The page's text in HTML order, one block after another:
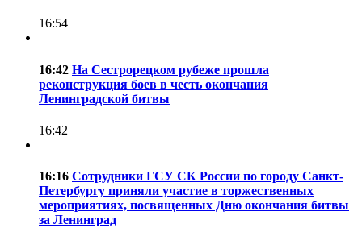
16:54
16:42 На Сестрорецком рубеже прошла
реконструкция боев в честь окончания
Ленинградской битвы
16:42
16:16 Сотрудники ГСУ СК России по городу Санкт-
Петербургу приняли участие в торжественных
мероприятиях, посвященных Дню окончания битвы
за Ленинград